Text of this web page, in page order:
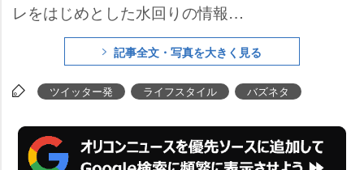
レをはじめとした水回りの情報を
発信しているトイレ屋へっちゃん
(@suidouya3Toilet)さんが、顧客
とのLINEのやり取りを公開。「こ
んやな…教養ってなんやろうな」
などの意見が相次ぎ、1,068.7万表
記事全文・写真を大きく見る
ツイッター発 ライフスタイル バズネタ